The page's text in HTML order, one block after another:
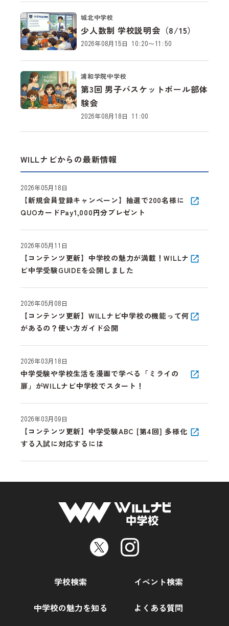
少人数制 学校説明会（8/15）
城北中学校
2026年08月15日 10:20～11:50
第3回 男子バスケットボール部体
験会
浦和学院中学校
2026年08月18日 11:00
WILLナビからの最新情報
【新規会員登録キャンペーン】抽選で200名様に
QUOカードPay1,000円分プレゼント
2026年05月18日
【コンテンツ更新】中学校の魅力が満載！WILLナ
ビ中学受験GUIDEを公開しました
2026年05月11日
【コンテンツ更新】WILLナビ中学校の機能って何
があるの？使い方ガイド公開
2026年05月08日
中学受験や学校生活を漫画で学べる「ミライの
扉」がWILLナビ中学校でスタート！
2026年03月18日
【コンテンツ更新】中学受験ABC [第4回] 多様化
する入試に対応するには
2026年03月09日
学校検索 イベント検索
中学校の魅力を知る よくある質問